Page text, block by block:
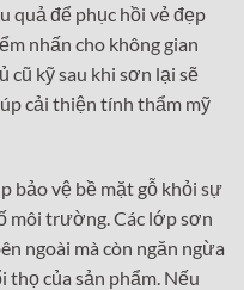
quả để phục hồi vẻ đẹp
nhấn cho không gian
cũ kỹ sau khi sơn lại sẽ
cải thiện tính thẩm mỹ
bảo vệ bề mặt gỗ khỏi sự
môi trường. Các lớp sơn
ngoài mà còn ngăn ngừa
thọ của sản phẩm. Nếu